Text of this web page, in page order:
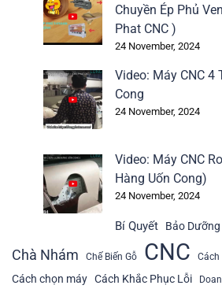
Chuyền Ép Phủ
Phat CNC )
24 November, 2024
Video: Máy CNC 4
Cong
24 November, 2024
Video: Máy CNC
Hàng Uốn Cong)
24 November, 2024
Bí Quyết Bảo Dưỡng
Chà Nhám
Chế Biến Gỗ CNC Cách
Cách chọn máy Cách Khắc Phục Lỗi